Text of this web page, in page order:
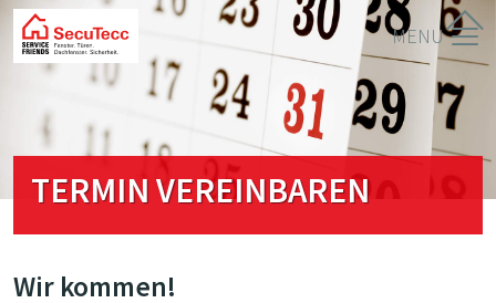
SecuTecc
TERMIN VEREINBAREN
Wir kommen!